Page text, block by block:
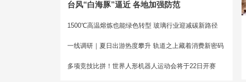
台风“白海豚”逼近 各地加强防范
1500℃高温熔炼也能绿色转型 玻璃行业迎减碳新路径
一线调研｜夏日出游热度攀升 轨道之上藏着消费新密码
多项竞技比拼！世界人形机器人运动会将于22日开赛